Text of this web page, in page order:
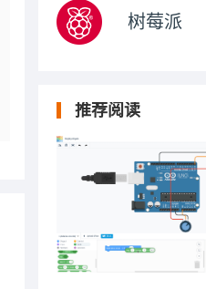
树莓派
推荐阅读